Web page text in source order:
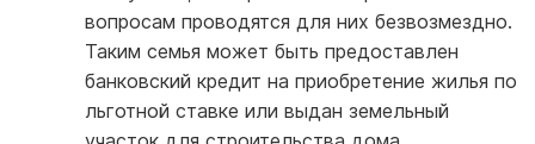
вопросам проводятся для них безвозмездно.
Таким семья может быть предоставлен
банковский кредит на приобретение жилья по
льготной ставке или выдан земельный